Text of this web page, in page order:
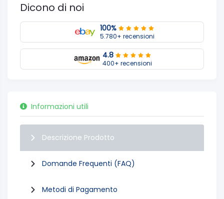
Dicono di noi
100%
5.780+ recensioni
4.8
400+ recensioni
Informazioni utili
Descrizione Prodotto
Domande Frequenti (FAQ)
Metodi di Pagamento